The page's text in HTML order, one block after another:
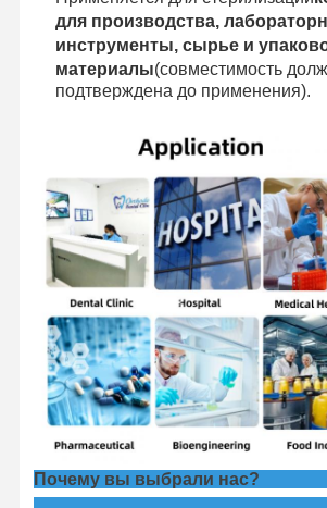
для производства,
инструменты, сырье и
материалы(совместимость
подтверждена до применения).
Почему вы выбрали нас?